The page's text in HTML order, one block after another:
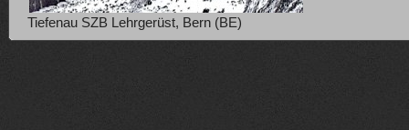
Tiefenau SZB Lehrgerüst, Bern (BE)